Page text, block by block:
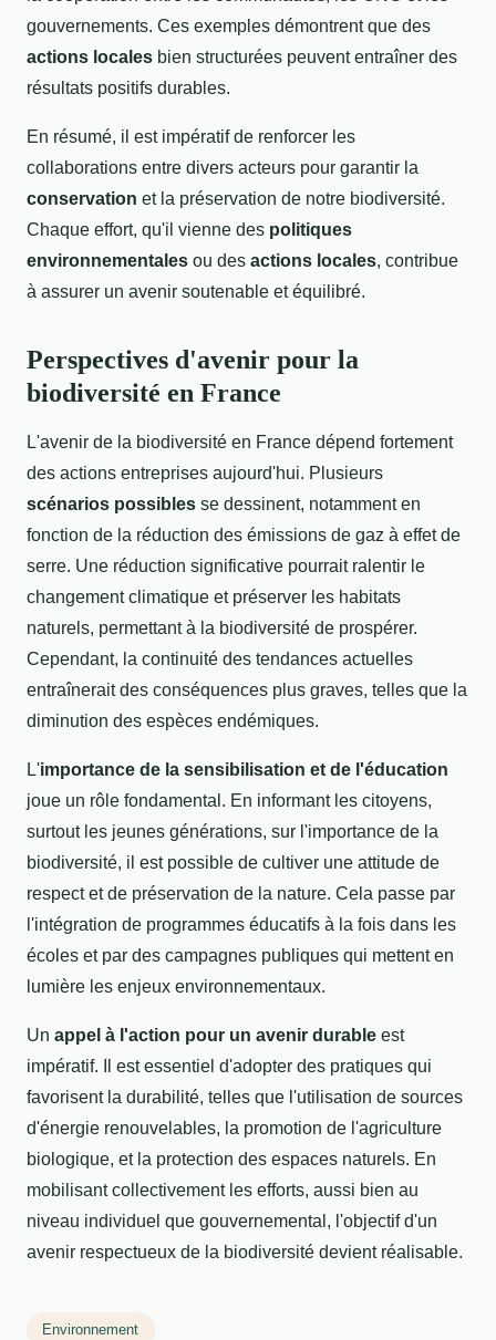
gouvernements. Ces exemples démontrent que des
actions locales bien structurées peuvent entraîner des
résultats positifs durables.
En résumé, il est impératif de renforcer les
collaborations entre divers acteurs pour garantir la
conservation et la préservation de notre biodiversité.
Chaque effort, qu'il vienne des politiques
environnementales ou des actions locales, contribue
à assurer un avenir soutenable et équilibré.
Perspectives d'avenir pour la
biodiversité en France
L'avenir de la biodiversité en France dépend fortement
des actions entreprises aujourd'hui. Plusieurs
scénarios possibles se dessinent, notamment en
fonction de la réduction des émissions de gaz à effet de
serre. Une réduction significative pourrait ralentir le
changement climatique et préserver les habitats
naturels, permettant à la biodiversité de prospérer.
Cependant, la continuité des tendances actuelles
entraînerait des conséquences plus graves, telles que la
diminution des espèces endémiques.
L'importance de la sensibilisation et de l'éducation
joue un rôle fondamental. En informant les citoyens,
surtout les jeunes générations, sur l'importance de la
biodiversité, il est possible de cultiver une attitude de
respect et de préservation de la nature. Cela passe par
l'intégration de programmes éducatifs à la fois dans les
écoles et par des campagnes publiques qui mettent en
lumière les enjeux environnementaux.
Un appel à l'action pour un avenir durable est
impératif. Il est essentiel d'adopter des pratiques qui
favorisent la durabilité, telles que l'utilisation de sources
d'énergie renouvelables, la promotion de l'agriculture
biologique, et la protection des espaces naturels. En
mobilisant collectivement les efforts, aussi bien au
niveau individuel que gouvernemental, l'objectif d'un
avenir respectueux de la biodiversité devient réalisable.
Environnement